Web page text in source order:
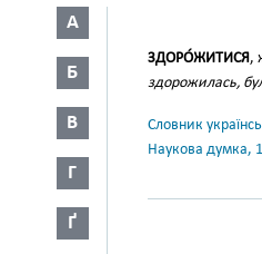
А
Б
В
Г
Ґ
ЗДОРО́ЖИТИСЯ,
здорожилась,
Словник
Наукова думка,